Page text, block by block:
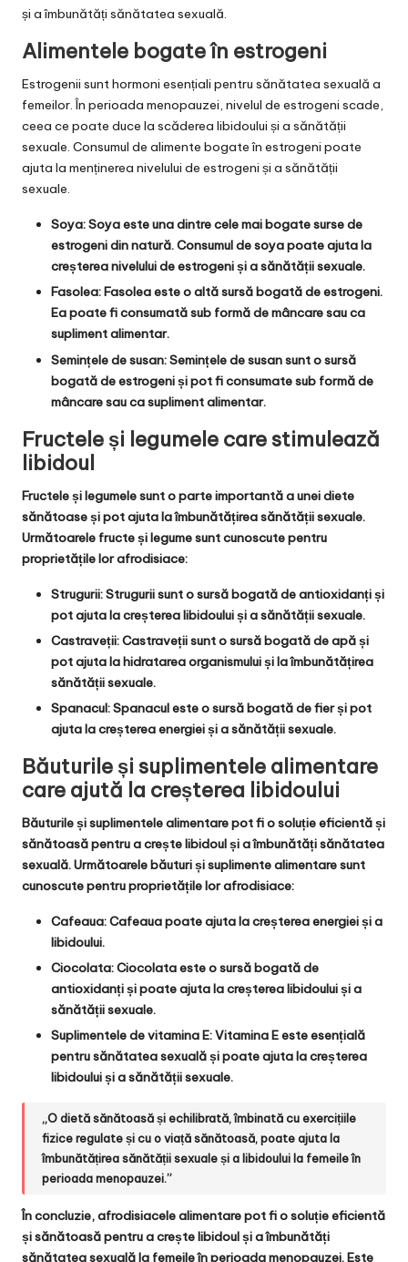
și a îmbunătăți sănătatea sexuală.
Alimentele bogate în estrogeni
Estrogenii sunt hormoni esențiali pentru sănătatea sexuală a
femeilor. În perioada menopauzei, nivelul de estrogeni scade,
ceea ce poate duce la scăderea libidoului și a sănătății
sexuale. Consumul de alimente bogate în estrogeni poate
ajuta la menținerea nivelului de estrogeni și a sănătății
sexuale.
Soya: Soya este una dintre cele mai bogate surse de
estrogeni din natură. Consumul de soya poate ajuta la
creșterea nivelului de estrogeni și a sănătății sexuale.
Fasolea: Fasolea este o altă sursă bogată de estrogeni.
Ea poate fi consumată sub formă de mâncare sau ca
supliment alimentar.
Semințele de susan: Semințele de susan sunt o sursă
bogată de estrogeni și pot fi consumate sub formă de
mâncare sau ca supliment alimentar.
Fructele și legumele care stimulează
libidoul
Fructele și legumele sunt o parte importantă a unei diete
sănătoase și pot ajuta la îmbunătățirea sănătății sexuale.
Următoarele fructe și legume sunt cunoscute pentru
proprietățile lor afrodisiace:
Strugurii: Strugurii sunt o sursă bogată de antioxidanți și
pot ajuta la creșterea libidoului și a sănătății sexuale.
Castraveții: Castraveții sunt o sursă bogată de apă și
pot ajuta la hidratarea organismului și la îmbunătățirea
sănătății sexuale.
Spanacul: Spanacul este o sursă bogată de fier și pot
ajuta la creșterea energiei și a sănătății sexuale.
Băuturile și suplimentele alimentare
care ajută la creșterea libidoului
Băuturile și suplimentele alimentare pot fi o soluție eficientă și
sănătoasă pentru a crește libidoul și a îmbunătăți sănătatea
sexuală. Următoarele băuturi și suplimente alimentare sunt
cunoscute pentru proprietățile lor afrodisiace:
Cafeaua: Cafeaua poate ajuta la creșterea energiei și a
libidoului.
Ciocolata: Ciocolata este o sursă bogată de
antioxidanți și poate ajuta la creșterea libidoului și a
sănătății sexuale.
Suplimentele de vitamina E: Vitamina E este esențială
pentru sănătatea sexuală și poate ajuta la creșterea
libidoului și a sănătății sexuale.
„O dietă sănătoasă și echilibrată, îmbinată cu exercițiile
fizice regulate și cu o viață sănătoasă, poate ajuta la
îmbunătățirea sănătății sexuale și a libidoului la femeile în
perioada menopauzei.”
În concluzie, afrodisiacele alimentare pot fi o soluție eficientă
și sănătoasă pentru a crește libidoul și a îmbunătăți
sănătatea sexuală la femeile în perioada menopauzei. Este